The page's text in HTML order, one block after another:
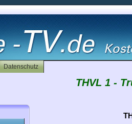
Datenschutz
THVL 1 -